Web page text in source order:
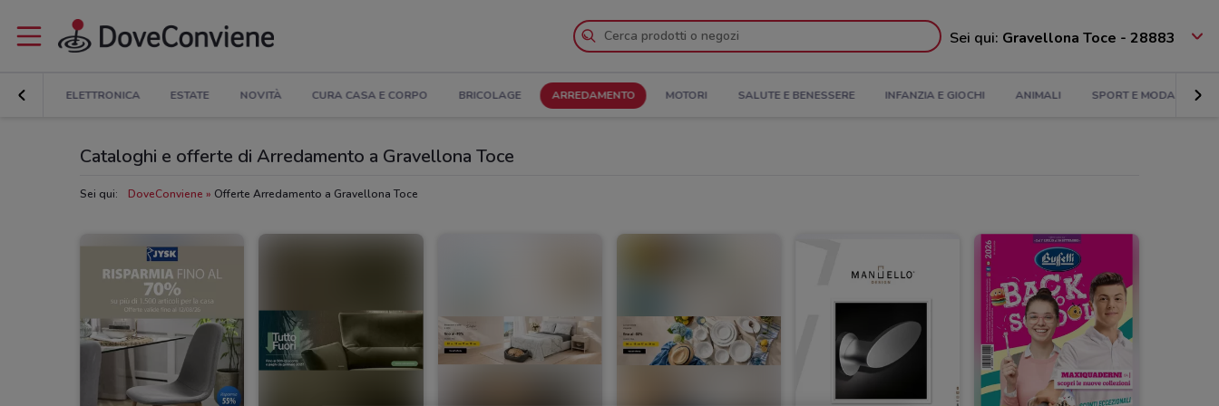
Sei qui: Gravellona Toce - 28883
ELETTRONICA ESTATE NOVITÀ CURA CASA E CORPO BRICOLAGE ARREDAMENTO MOTORI SALUTE E BENESSERE INFANZIA E GIOCHI ANIMALI SPORT E MODA
Cataloghi e offerte di Arredamento a Gravellona Toce
Sei qui: DoveConviene Offerte Arredamento a Gravellona Toce